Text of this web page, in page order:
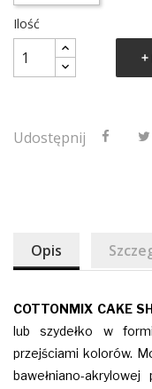
Ilość
Udostępnij
Opis
COTTONMIX CAKE
lub szydełko w
przejściami kolorów.
bawełniano-